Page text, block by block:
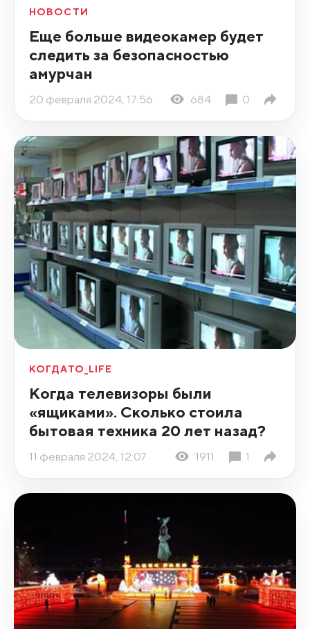
НОВОСТИ
Еще больше видеокамер будет
следить за безопасностью
амурчан
20 февраля 2024, 17:56 684 0
КОГДАТО_LIFE
Когда телевизоры были
«ящиками». Сколько стоила
бытовая техника 20 лет назад?
11 февраля 2024, 12:07 1911 1